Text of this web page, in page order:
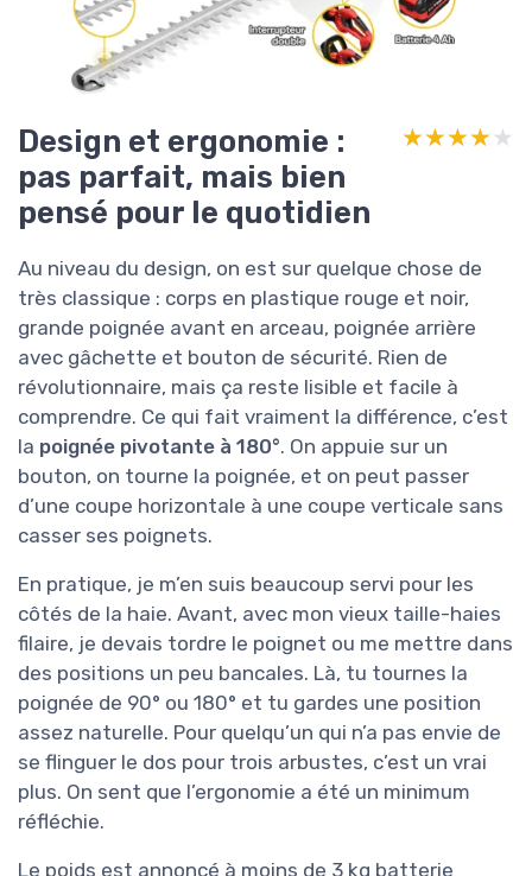
Design et ergonomie :
pas parfait, mais bien
pensé pour le quotidien
★★★★★
★★★★★
Au niveau du design, on est sur quelque chose de
très classique : corps en plastique rouge et noir,
grande poignée avant en arceau, poignée arrière
avec gâchette et bouton de sécurité. Rien de
révolutionnaire, mais ça reste lisible et facile à
comprendre. Ce qui fait vraiment la différence, c’est
la poignée pivotante à 180°. On appuie sur un
bouton, on tourne la poignée, et on peut passer
d’une coupe horizontale à une coupe verticale sans
casser ses poignets.
En pratique, je m’en suis beaucoup servi pour les
côtés de la haie. Avant, avec mon vieux taille-haies
filaire, je devais tordre le poignet ou me mettre dans
des positions un peu bancales. Là, tu tournes la
poignée de 90° ou 180° et tu gardes une position
assez naturelle. Pour quelqu’un qui n’a pas envie de
se flinguer le dos pour trois arbustes, c’est un vrai
plus. On sent que l’ergonomie a été un minimum
réfléchie.
Le poids est annoncé à moins de 3 kg batterie